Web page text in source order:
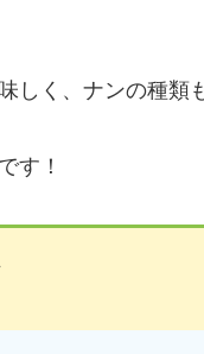
しく、ナンの種類
す！